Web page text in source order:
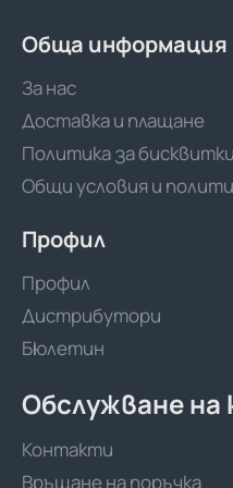
Обща информация
За нас
Доставка и плащане
Политика за бисквитки
Общи условия и
Профил
Профил
Дистрибутори
Бюлетин
Обслужване на
Контакти
Връщане на поръчка